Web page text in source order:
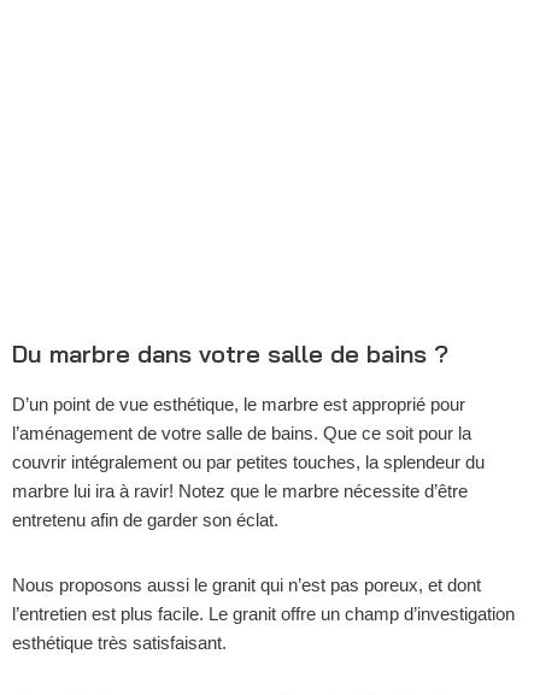
Du marbre dans votre salle de bains ?
D’un point de vue esthétique, le marbre est approprié pour
l’aménagement de votre salle de bains. Que ce soit pour la
couvrir intégralement ou par petites touches, la splendeur du
marbre lui ira à ravir! Notez que le marbre nécessite d’être
entretenu afin de garder son éclat.
Nous proposons aussi le granit qui n’est pas poreux, et dont
l’entretien est plus facile. Le granit offre un champ d’investigation
esthétique très satisfaisant.